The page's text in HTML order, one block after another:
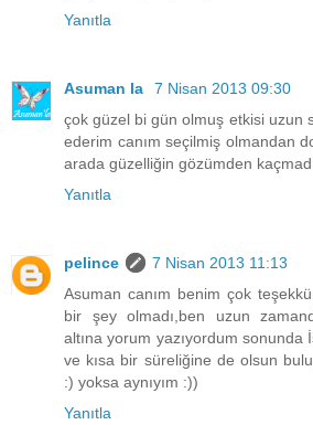
Yanıtla
Asuman la
7 Nisan 2013 09:30
çok güzel bi gün olmuş etkisi uzun
ederim canım seçilmiş olmandan
arada güzelliğin gözümden
Yanıtla
pelince
7 Nisan 2013 11:13
Asuman canım benim çok
bir şey olmadı,ben uzun
altına yorum yazıyordum
ve kısa bir süreliğine de olsun
:) yoksa aynıyım :))
Yanıtla